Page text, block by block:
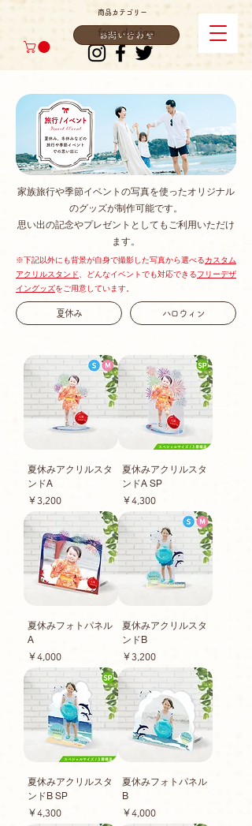
商品カテゴリー
お問い合わせ
free design
家族旅行や季節イベントの写真を使ったオリジナル
のグッズが制作可能です。
思い出の記念やプレゼントとしてもご利用いただけ
ます。
※下記以外にも背景が自身で撮影した写真から選べるカスタム
アクリルスタンド
どんなイベントでも対応できるフリーデザ
イングッズをご用意しています。​
夏休み ハロウィン
夏休みアクリルスタ
ンドA
価格
￥3,200
夏休みアクリルスタ
ンドA SP
価格
￥4,300
夏休みフォトパネル
A
価格
￥4,000
夏休みアクリルスタ
ンドB
価格
￥3,200
夏休みアクリルスタ
ンドB SP
価格
￥4,300
夏休みフォトパネル
B
価格
￥4,000